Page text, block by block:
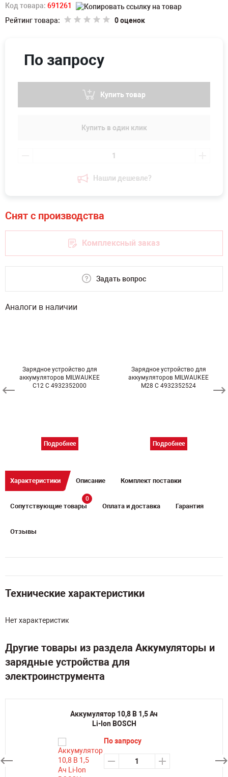
Код товара: 691261
Рейтинг товара:
0 оценок
Нашли дешевле?
По запросу
Купить товар
Купить в один клик
Комплексный заказ
Задать вопрос
Аналоги в наличии
Зарядное устройство для
аккумуляторов MILWAUKEE
C12 C 4932352000
Подробнее
Зарядное устройство для
аккумуляторов MILWAUKEE
M28 C 4932352524
Подробнее
Характеристики Описание Комплект поставки
Сопутствующие товары
0
Оплата и доставка Гарантия
Отзывы
Технические характеристики
Нет характеристик
Другие товары из раздела Аккумуляторы и
зарядные устройства для
электроинструмента
Аккумулятор 10,8 В 1,5 Ач
Li-Ion BOSCH
По запросу